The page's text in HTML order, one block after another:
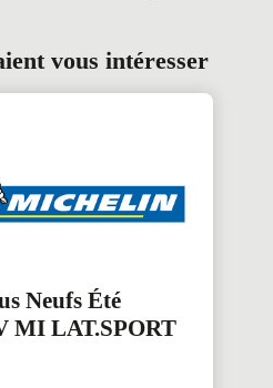
vous intéresser
Neufs Été
MI LAT.SPORT